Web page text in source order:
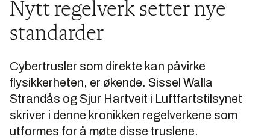
Nytt regelverk setter nye
standarder
Cybertrusler som direkte kan påvirke
flysikkerheten, er økende. Sissel Walla
Strandås og Sjur Hartveit i Luftfartstilsynet
skriver i denne kronikken regelverkene som
utformes for å møte disse truslene.